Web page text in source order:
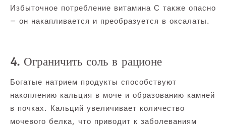
Избыточное потребление витамина С также опасно
— он накапливается и преобразуется в оксалаты.
4. Ограничить соль в рационе
Богатые натрием продукты способствуют
накоплению кальция в моче и образованию камней
в почках. Кальций увеличивает количество
мочевого белка, что приводит к заболеваниям